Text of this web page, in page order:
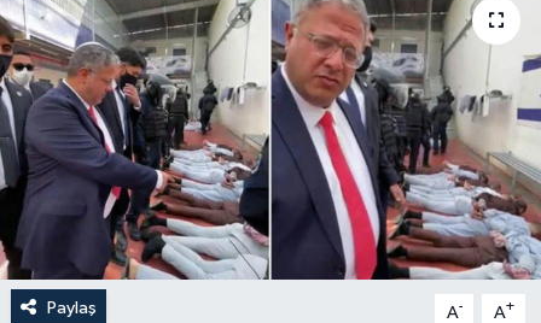
Paylaş A- A+
Bi̇li̇m & Teknoloji̇
Dünya
Eği̇ti̇m